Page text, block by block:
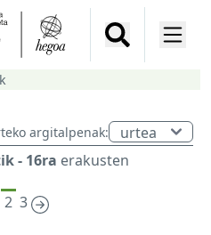
argitalpenak:
- 16ra erakusten
2 3